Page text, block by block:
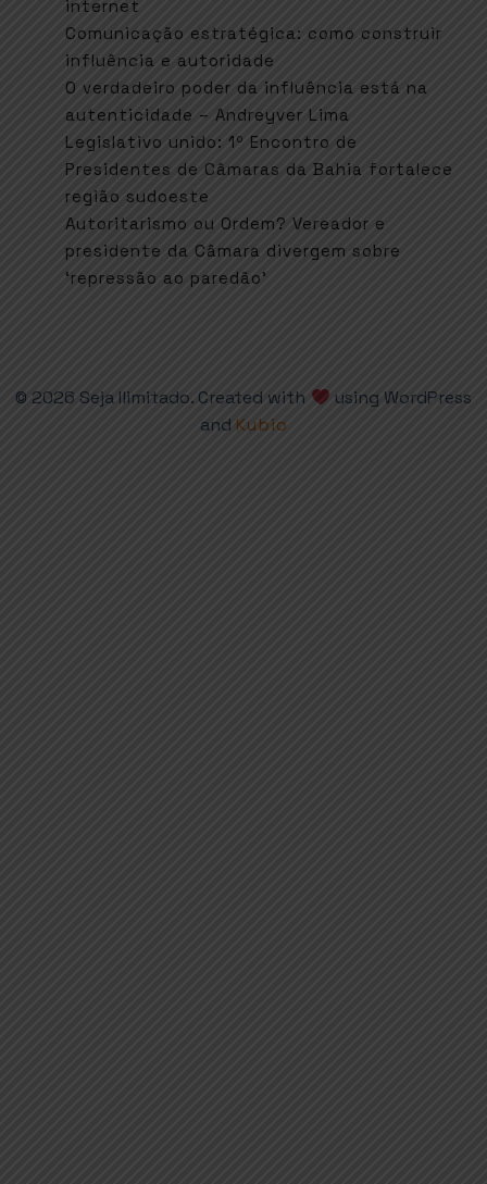
internet
Comunicação estratégica: como construir
influência e autoridade
O verdadeiro poder da influência está na
autenticidade – Andreyver Lima
Legislativo unido: 1º Encontro de
Presidentes de Câmaras da Bahia fortalece
região sudoeste
Autoritarismo ou Ordem? Vereador e
presidente da Câmara divergem sobre
‘repressão ao paredão’
© 2026 Seja Ilimitado. Created with
using WordPress
and Kubio